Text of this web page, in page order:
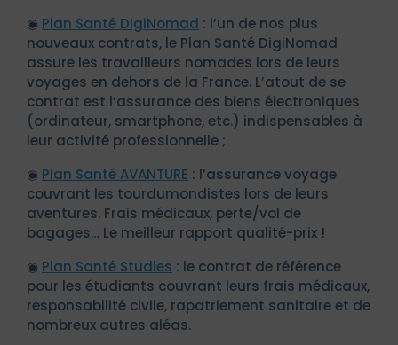
◉ Plan Santé DigiNomad : l’un de nos plus
nouveaux contrats, le Plan Santé DigiNomad
assure les travailleurs nomades lors de leurs
voyages en dehors de la France. L’atout de se
contrat est l’assurance des biens électroniques
(ordinateur, smartphone, etc.) indispensables à
leur activité professionnelle ;
◉ Plan Santé AVANTURE : l’assurance voyage
couvrant les tourdumondistes lors de leurs
aventures. Frais médicaux, perte/vol de
bagages… Le meilleur rapport qualité-prix !
◉ Plan Santé Studies : le contrat de référence
pour les étudiants couvrant leurs frais médicaux,
responsabilité civile, rapatriement sanitaire et de
nombreux autres aléas.